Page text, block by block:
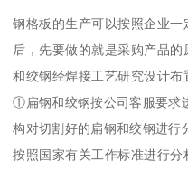
钢格板的生产可以按照企业
后，先要做的就是采购产品
和绞钢经焊接工艺研究设计布
①扁钢和绞钢按公司客服要求
构对切割好的扁钢和绞钢进行
按照国家有关工作标准进行